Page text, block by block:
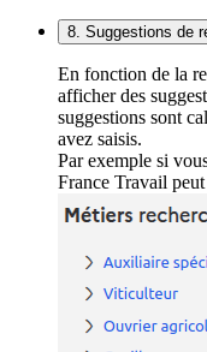
8. Suggestions de
En fonction de la
afficher des
suggestions sont
avez saisis.
Par exemple si
France Travail